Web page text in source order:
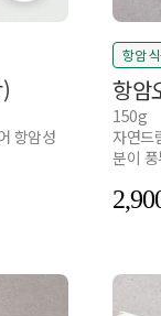
항암성
항암
항암
150g
자연드
분이